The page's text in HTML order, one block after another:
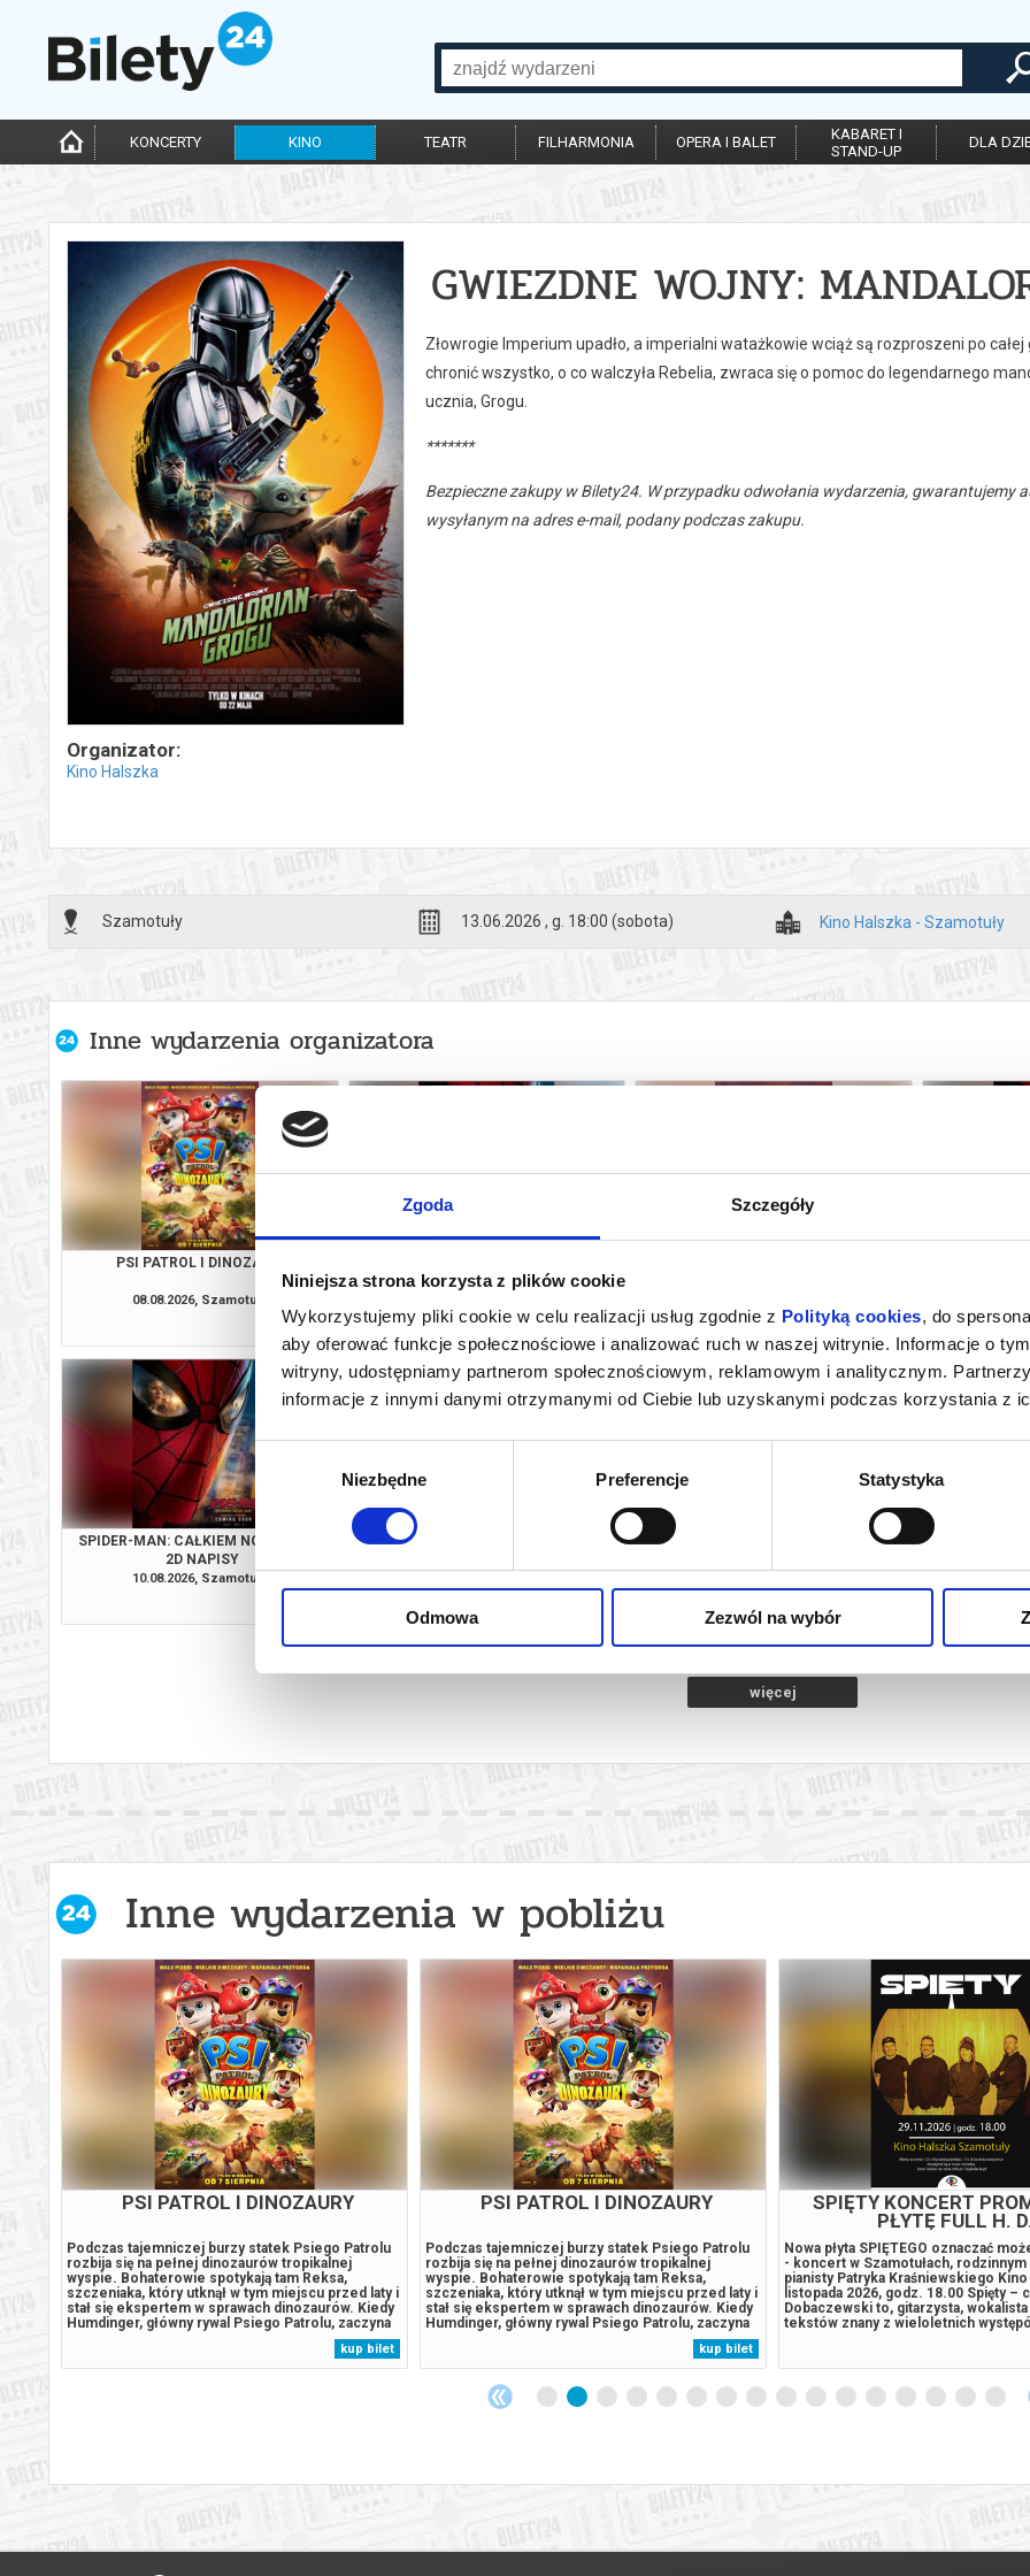
Zgoda Szczegóły
Niniejsza strona korzysta z plików cookie
Wykorzystujemy pliki cookie w celu realizacji usług zgodnie z Polityką cookies, do
aby oferować funkcje społecznościowe i analizować ruch w naszej witrynie. Informacje o
witryny, udostępniamy partnerom społecznościowym, reklamowym i analitycznym.
informacje z innymi danymi otrzymanymi od Ciebie lub uzyskanymi podczas korzystania z
Wybór
zgody
Niezbędne Preferencje Statystyka
Odmowa Zezwól na wybór
KONCERTY KINO TEATR FILHARMONIA OPERA I BALET
KABARET I
STAND-UP
DLA
Organizator:
Kino Halszka
GWIEZDNE WOJNY:
Złowrogie Imperium upadło, a imperialni watażkowie wciąż są rozproszeni po
chronić wszystko, o co walczyła Rebelia, zwraca się o pomoc do legendarnego
ucznia, Grogu.
*******
Bezpieczne zakupy w Bilety24. W przypadku odwołania wydarzenia,
wysyłanym na adres e-mail, podany podczas zakupu.
Szamotuły 13.06.2026 , g. 18:00 (sobota) Kino Halszka - Szamotuły
Inne wydarzenia organizatora
PSI PATROL I DINOZAURY
08.08.2026, Szamotuły
kup bilet
2D NAPISY
kup bilet
kup bilet
SPIDER-MAN: CAŁKIEM NOWY DZIEŃ
2D NAPISY
10.08.2026, Szamotuły
PSI PATROL I DINOZAURY
SPIDER-MAN: CAŁKIEM NOWY DZIEŃ
więcej
Inne wydarzenia w pobliżu
PSI PATROL I DINOZAURY
Podczas tajemniczej burzy statek Psiego Patrolu
rozbija się na pełnej dinozaurów tropikalnej
wyspie. Bohaterowie spotykają tam Reksa,
szczeniaka, który utknął w tym miejscu przed laty i
stał się ekspertem w sprawach dinozaurów. Kiedy
Humdinger, główny rywal Psiego Patrolu, zaczyna
lekkomyślnie eksploatować zasoby naturalne
wyspy, doprowadza do wybuchu ogromnego,
uśpionego od lat wulkanu. Psi Patrol...
kup bilet
PSI PATROL I DINOZAURY
Podczas tajemniczej burzy statek Psiego Patrolu
rozbija się na pełnej dinozaurów tropikalnej
wyspie. Bohaterowie spotykają tam Reksa,
szczeniaka, który utknął w tym miejscu przed laty i
stał się ekspertem w sprawach dinozaurów. Kiedy
Humdinger, główny rywal Psiego Patrolu, zaczyna
lekkomyślnie eksploatować zasoby naturalne
wyspy, doprowadza do wybuchu ogromnego,
uśpionego od lat wulkanu. Psi Patrol...
kup bilet
OSTATNI
Lucius Glantz (wspaniały Willem
kilkudziesięciu lat pełni funkcję
wiedeńskim hotelu InterContinental
tak luksusowym miejscu, jakie
mapie Europy. Od rana do nocy
aspektu działania instytucji, dbając o
który planuje jego radykalną...